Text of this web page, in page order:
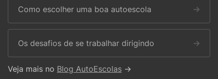
Como escolher uma boa autoescola →
Os desafios de se trabalhar dirigindo →
Veja mais no Blog AutoEscolas →